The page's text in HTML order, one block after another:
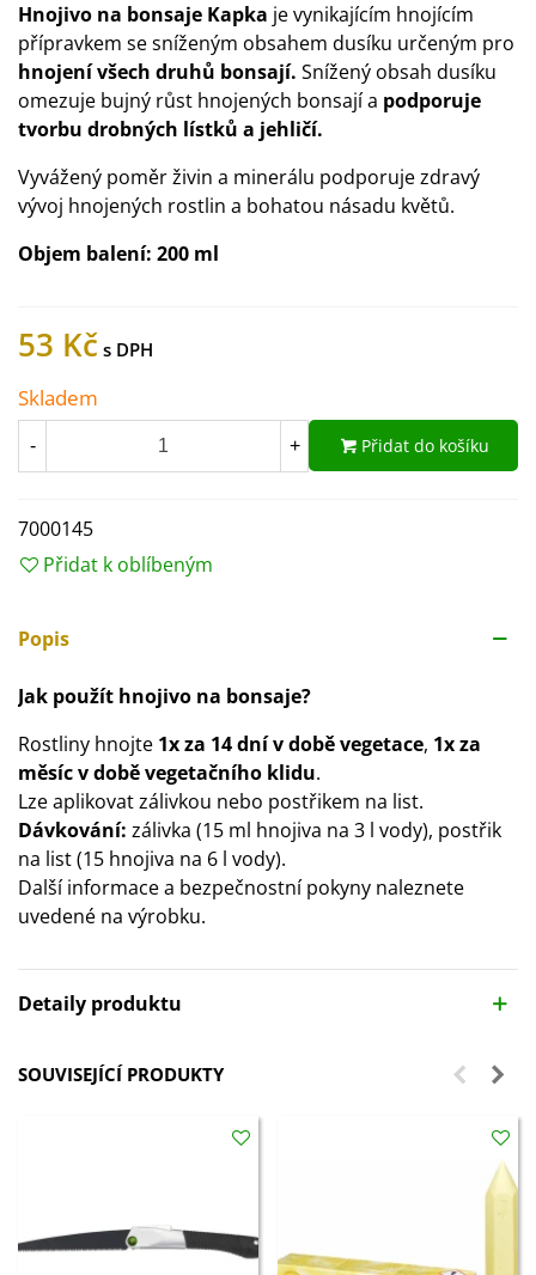
Hnojivo na bonsaje Kapka je vynikajícím hnojícím
přípravkem se sníženým obsahem dusíku určeným pro
hnojení všech druhů bonsají. Snížený obsah dusíku
omezuje bujný růst hnojených bonsají a podporuje
tvorbu drobných lístků a jehličí.
Vyvážený poměr živin a minerálu podporuje zdravý
vývoj hnojených rostlin a bohatou násadu květů.
Objem balení: 200 ml
53 Kč
Skladem
- + Přidat do košíku
7000145
Přidat k oblíbeným
Popis
Jak použít hnojivo na bonsaje?
Rostliny hnojte 1x za 14 dní v době vegetace, 1x za
měsíc v době vegetačního klidu.
Lze aplikovat zálivkou nebo postřikem na list.
Dávkování: zálivka (15 ml hnojiva na 3 l vody), postřik
na list (15 hnojiva na 6 l vody).
Další informace a bezpečnostní pokyny naleznete
uvedené na výrobku.
Detaily produktu
SOUVISEJÍCÍ PRODUKTY